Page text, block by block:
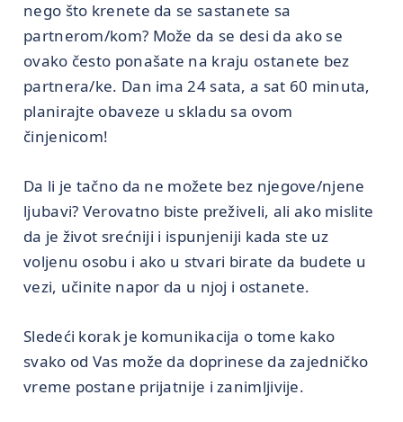
nego što krenete da se sastanete sa
partnerom/kom? Može da se desi da ako se
ovako često ponašate na kraju ostanete bez
partnera/ke. Dan ima 24 sata, a sat 60 minuta,
planirajte obaveze u skladu sa ovom
činjenicom!
Da li je tačno da ne možete bez njegove/njene
ljubavi? Verovatno biste preživeli, ali ako mislite
da je život srećniji i ispunjeniji kada ste uz
voljenu osobu i ako u stvari birate da budete u
vezi, učinite napor da u njoj i ostanete.
Sledeći korak je komunikacija o tome kako
svako od Vas može da doprinese da zajedničko
vreme postane prijatnije i zanimljivije.